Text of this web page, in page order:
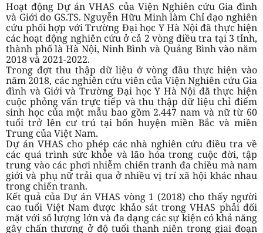
Hoạt động Dự án VHAS của Viện Nghiên cứu Gia đình
và Giới do GS.TS. Nguyễn Hữu Minh làm Chỉ đạo nghiên
cứu phối hợp với Trường Đại học Y Hà Nội đã thực hiện
các hoạt động nghiên cứu ở cả 2 vòng điều tra tại 3 tỉnh,
thành phố là Hà Nội, Ninh Bình và Quảng Bình vào năm
2018 và 2021-2022.
Trong đợt thu thập dữ liệu ở vòng đầu thực hiện vào
năm 2018, các nghiên cứu viên của Viện Nghiên cứu Gia
đình và Giới và Trường Đại học Y Hà Nội đã thực hiện
cuộc phỏng vấn trực tiếp và thu thập dữ liệu chỉ điểm
sinh học của một mẫu bao gồm 2.447 nam và nữ từ 60
tuổi trở lên cư trú tại bốn huyện miền Bắc và miền
Trung của Việt Nam.
Dự án VHAS cho phép các nhà nghiên cứu điều tra về
các quá trình sức khỏe và lão hóa trong cuộc đời, tập
trung vào các phơi nhiễm chiến tranh đa chiều mà nam
giới và phụ nữ trải qua ở nhiều vị trí xã hội khác nhau
trong chiến tranh.
Kết quả của Dự án VHAS vòng 1 (2018) cho thấy người
cao tuổi Việt Nam được khảo sát trong VHAS phải đối
mặt với số lượng lớn và đa dạng các sự kiện có khả năng
gây chấn thương ở độ tuổi thanh niên trong giai đoạn